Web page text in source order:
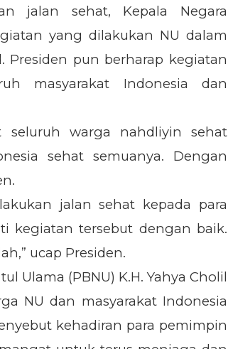
jalan sehat, Kepala Negara
yang dilakukan NU dalam
Presiden pun berharap kegiatan
masyarakat Indonesia dan
seluruh warga nahdliyin sehat
sehat semuanya. Dengan
jalan sehat kepada para
kegiatan tersebut dengan baik.
ucap Presiden.
Ulama (PBNU) K.H. Yahya Cholil
NU dan masyarakat Indonesia
kehadiran para pemimpin